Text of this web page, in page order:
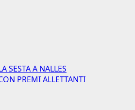
SESTA A NALLES
PREMI ALLETTANTI